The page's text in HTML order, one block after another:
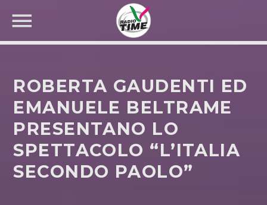
CERCA NEL SITO WEB:
ROBERTA GAUDENTI ED
EMANUELE BELTRAME
PRESENTANO LO
SPETTACOLO “L’ITALIA
SECONDO PAOLO”